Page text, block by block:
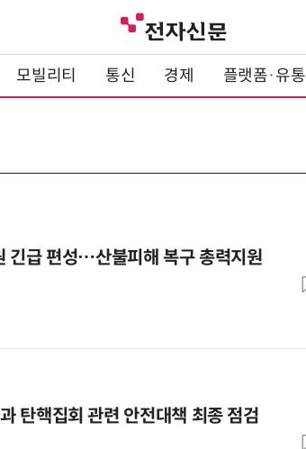
모빌리티 통신 경제 플랫폼·유통
긴급 편성…산불피해 복구 총력지원
탄핵집회 관련 안전대책 최종 점검